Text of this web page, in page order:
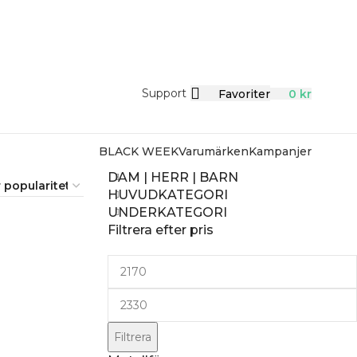
Support Favoriter 0 kr
BLACK WEEKVarumärkenKampanjer
DAM | HERR | BARN
HUVUDKATEGORI
UNDERKATEGORI
Filtrera efter pris
Filtrera